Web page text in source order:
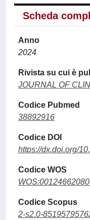
Scheda
Anno
2024
Rivista su cui è
JOURNAL OF
Codice Pubmed
38892916
Codice DOI
https://dx.doi.org/
Codice WOS
Codice Scopus
2-s2.0-